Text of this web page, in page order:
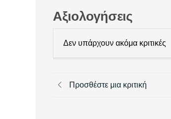
Αξιολογήσεις
Δεν υπάρχουν ακόμα κριτικές
Προσθέστε μια κριτική